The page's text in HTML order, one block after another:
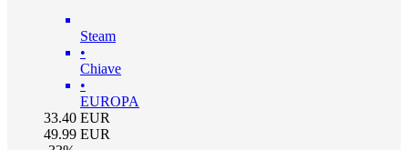
Steam
•
Chiave
•
EUROPA
33.40 EUR
49.99 EUR